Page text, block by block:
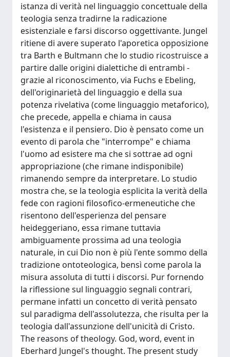
istanza di verità nel linguaggio concettuale della
teologia senza tradirne la radicazione
esistenziale e farsi discorso oggettivante. Jungel
ritiene di avere superato l'aporetica opposizione
tra Barth e Bultmann che lo studio ricostruisce a
partire dalle origini dialettiche di entrambi -
grazie al riconoscimento, via Fuchs e Ebeling,
dell'originarietà del linguaggio e della sua
potenza rivelativa (come linguaggio metaforico),
che precede, appella e chiama in causa
l'esistenza e il pensiero. Dio è pensato come un
evento di parola che "interrompe" e chiama
l'uomo ad esistere ma che si sottrae ad ogni
appropriazione (che rimane indisponibile)
rimanendo sempre da interpretare. Lo studio
mostra che, se la teologia esplicita la verità della
fede con ragioni filosofico-ermeneutiche che
risentono dell'esperienza del pensare
heideggeriano, essa rimane tuttavia
ambiguamente prossima ad una teologia
naturale, in cui Dio non è più l'ente sommo della
tradizione ontoteologica, bensì come parola la
misura assoluta di tutti i discorsi. Pur fornendo
la riflessione sul linguaggio segnali contrari,
permane infatti un concetto di verità pensato
sul paradigma dell'assolutezza, che risulta per la
teologia dall'assunzione dell'unicità di Cristo.
The reasons of theology. God, word, event in
Eberhard Jungel's thought. The present study